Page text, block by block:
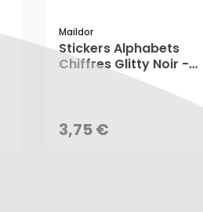
Maildor
Stickers Alphabets
Chiffres Glitty Noir -
3,75 €AJOUTER AU PANIER